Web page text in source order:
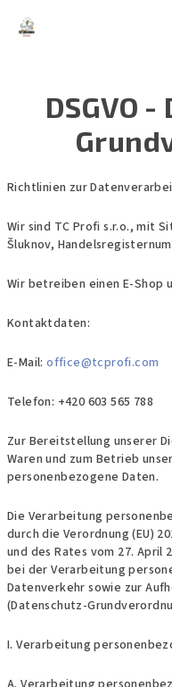
Inhalt
DSGVO
Richtlinien zur
Wir sind TC Profi s.r.o., mit
Šluknov,
Wir betreiben einen E-Shop
Kontaktdaten:
E-Mail:office@tcprofi.com
Telefon: +420 603 565 788
Zur Bereitstellung unserer
Waren und zum Betrieb
personenbezogene Daten.
Die Verarbeitung
durch die Verordnung (EU)
und des Rates vom 27. April
bei der Verarbeitung
Datenverkehr sowie zur
(Datenschutz-
I. Verarbeitung